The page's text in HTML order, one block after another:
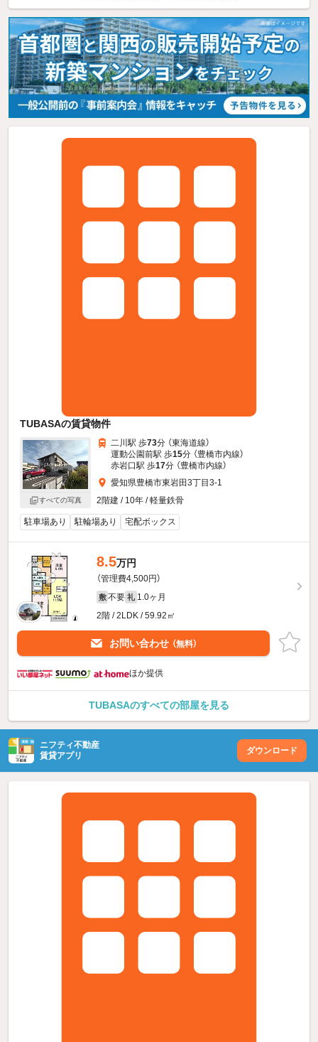
TUBASAの賃貸物件
すべての写真
二川駅 歩73分 （東海道線）
運動公園前駅 歩15分 （豊橋市内線）
赤岩口駅 歩17分 （豊橋市内線）
愛知県豊橋市東岩田3丁目3-1
2階建 / 10年 / 軽量鉄骨
駐車場あり 駐輪場あり 宅配ボックス
8.5万円
（管理費4,500円）
敷 不要 礼 1.0ヶ月
2階 / 2LDK / 59.92㎡
お問い合わせ （無料）
ほか提供
TUBASAのすべての部屋を見る
ニフティ不動産
賃貸アプリ
ダウンロード